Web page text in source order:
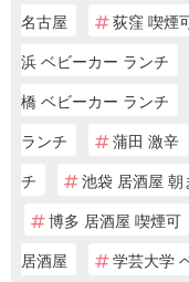
名古屋
荻窪 喫煙
浜 ベビーカー ランチ
橋 ベビーカー ランチ
ランチ
蒲田 激辛
チ
池袋 居酒屋 朝
博多 居酒屋 喫煙可
居酒屋
学芸大学